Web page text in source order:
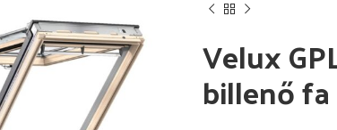
Velux
billenő